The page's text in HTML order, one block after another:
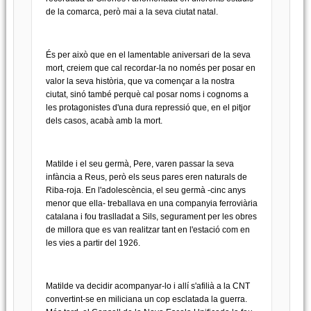
de la comarca, però mai a la seva ciutat natal.
És per això que en el lamentable aniversari de la seva
mort, creiem que cal recordar-la no només per posar en
valor la seva història, que va començar a la nostra
ciutat, sinó també perquè cal posar noms i cognoms a
les protagonistes d'una dura repressió que, en el pitjor
dels casos, acabà amb la mort.
Matilde i el seu germà, Pere, varen passar la seva
infància a Reus, però els seus pares eren naturals de
Riba-roja. En l'adolescència, el seu germà -cinc anys
menor que ella- treballava en una companyia ferroviària
catalana i fou traslladat a Sils, segurament per les obres
de millora que es van realitzar tant en l'estació com en
les vies a partir del 1926.
Matilde va decidir acompanyar-lo i allí s'afilià a la CNT
convertint-se en miliciana un cop esclatada la guerra.